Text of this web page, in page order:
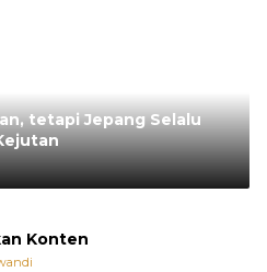
tetapi Jepang Selalu
Konten